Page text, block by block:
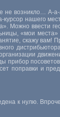
не возникло… А-а
курсор нашего
Можно ввести
«мои
скажу вам!
прибор
поправки и
к нулю.